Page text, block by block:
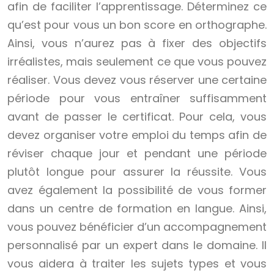
afin de faciliter l’apprentissage. Déterminez ce
qu’est pour vous un bon score en orthographe.
Ainsi, vous n’aurez pas à fixer des objectifs
irréalistes, mais seulement ce que vous pouvez
réaliser. Vous devez vous réserver une certaine
période pour vous entraîner suffisamment
avant de passer le certificat. Pour cela, vous
devez organiser votre emploi du temps afin de
réviser chaque jour et pendant une période
plutôt longue pour assurer la réussite. Vous
avez également la possibilité de vous former
dans un centre de formation en langue. Ainsi,
vous pouvez bénéficier d’un accompagnement
personnalisé par un expert dans le domaine. Il
vous aidera à traiter les sujets types et vous